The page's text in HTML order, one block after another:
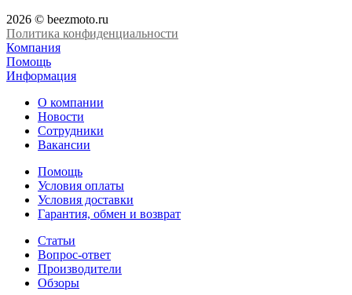
2026 © beezmoto.ru
Политика конфиденциальности
Компания
Помощь
Информация
О компании
Новости
Сотрудники
Вакансии
Помощь
Условия оплаты
Условия доставки
Гарантия, обмен и возврат
Статьи
Вопрос-ответ
Производители
Обзоры